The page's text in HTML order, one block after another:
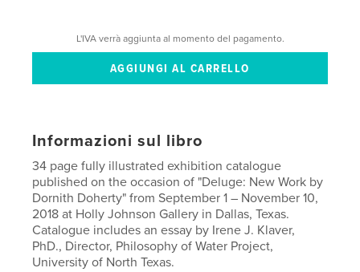
L'IVA verrà aggiunta al momento del pagamento.
Informazioni sul libro
34 page fully illustrated exhibition catalogue
published on the occasion of "Deluge: New Work by
Dornith Doherty" from September 1 – November 10,
2018 at Holly Johnson Gallery in Dallas, Texas.
Catalogue includes an essay by Irene J. Klaver,
PhD., Director, Philosophy of Water Project,
University of North Texas.